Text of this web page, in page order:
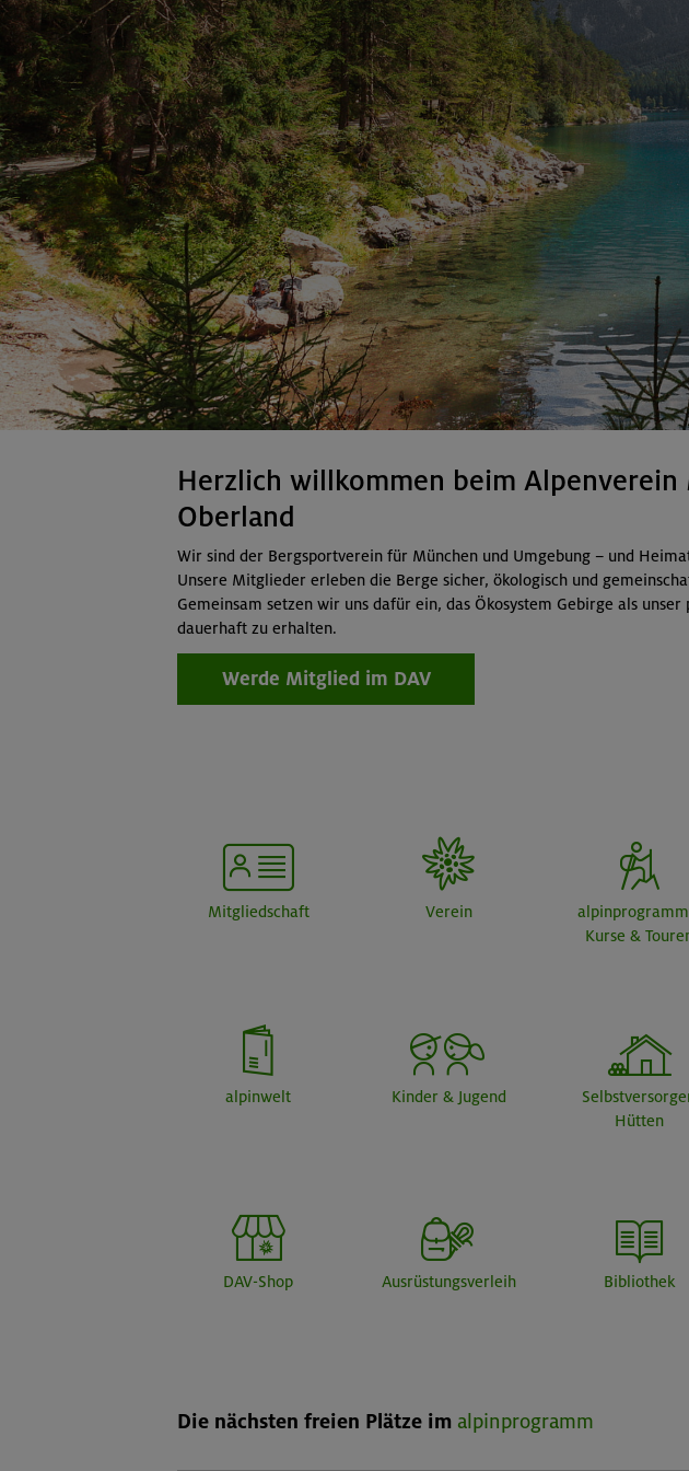
Herzlich willkommen beim Alpenverein
Oberland
Wir sind der Bergsportverein für München und Umgebung – und
Unsere Mitglieder erleben die Berge sicher, ökologisch und
Gemeinsam setzen wir uns dafür ein, das Ökosystem Gebirge als
dauerhaft zu erhalten.
Werde Mitglied im DAV
Mitgliedschaft Verein
Kurse &
alpinwelt Kinder & Jugend
Hütten
DAV-Shop Ausrüstungsverleih Bibliothek
Die nächsten freien Plätze im alpinprogramm